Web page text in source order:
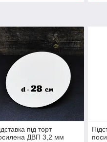
під торт
ДВП 3,2 мм